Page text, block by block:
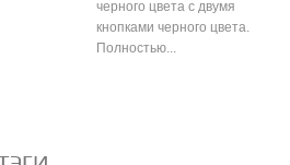
черного цвета с двумя
кнопками черного цвета.
Полностью...